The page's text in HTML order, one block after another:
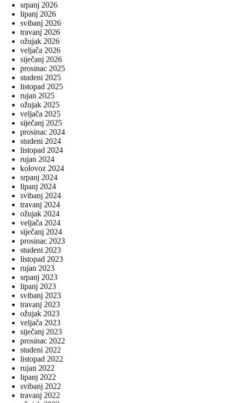
srpanj 2026
lipanj 2026
svibanj 2026
travanj 2026
ožujak 2026
veljača 2026
siječanj 2026
prosinac 2025
studeni 2025
listopad 2025
rujan 2025
ožujak 2025
veljača 2025
siječanj 2025
prosinac 2024
studeni 2024
listopad 2024
rujan 2024
kolovoz 2024
srpanj 2024
lipanj 2024
svibanj 2024
travanj 2024
ožujak 2024
veljača 2024
siječanj 2024
prosinac 2023
studeni 2023
listopad 2023
rujan 2023
srpanj 2023
lipanj 2023
svibanj 2023
travanj 2023
ožujak 2023
veljača 2023
siječanj 2023
prosinac 2022
studeni 2022
listopad 2022
rujan 2022
lipanj 2022
svibanj 2022
travanj 2022